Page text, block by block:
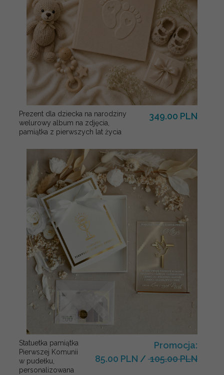
Prezent dla dziecka na narodziny
welurowy album na zdjęcia,
pamiątka z pierwszych lat życia
349.00 PLN
Statuetka pamiątka
Pierwszej Komunii
w pudełku,
personalizowana
Promocja:
85.00 PLN / 105.00 PLN